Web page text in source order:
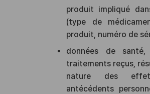
produit impliqué
(type de
produit, numéro de
données de
traitements reçus,
nature des
antécédents